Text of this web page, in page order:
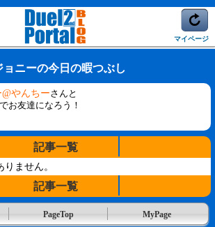
マイページ
ョニーの今日の暇つぶし
やんちーさんと
お友達になろう！
記事一覧
ません。
記事一覧
PageTop MyPage